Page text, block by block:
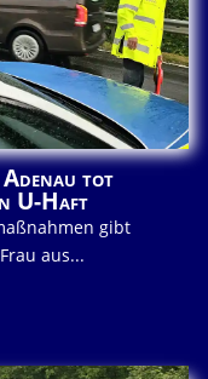
Adenau tot
U-Haft
gibt
aus...